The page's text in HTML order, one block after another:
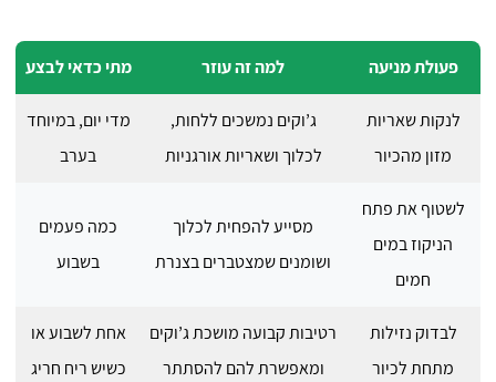
פעולת מניעה למה זה עוזר מתי כדאי לבצע
לנקות שאריות
מזון מהכיור
ג’וקים נמשכים ללחות,
לכלוך ושאריות אורגניות
מדי יום, במיוחד
בערב
לשטוף את פתח
הניקוז במים
חמים
מסייע להפחית לכלוך
ושומנים שמצטברים בצנרת
כמה פעמים
בשבוע
לבדוק נזילות
מתחת לכיור
רטיבות קבועה מושכת ג’וקים
ומאפשרת להם להסתתר
אחת לשבוע או
כשיש ריח חריג